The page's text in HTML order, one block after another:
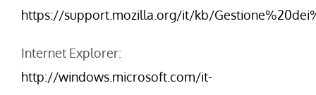
https://support.mozilla.org/it/kb/
Internet Explorer:
http://windows.microsoft.com/it-